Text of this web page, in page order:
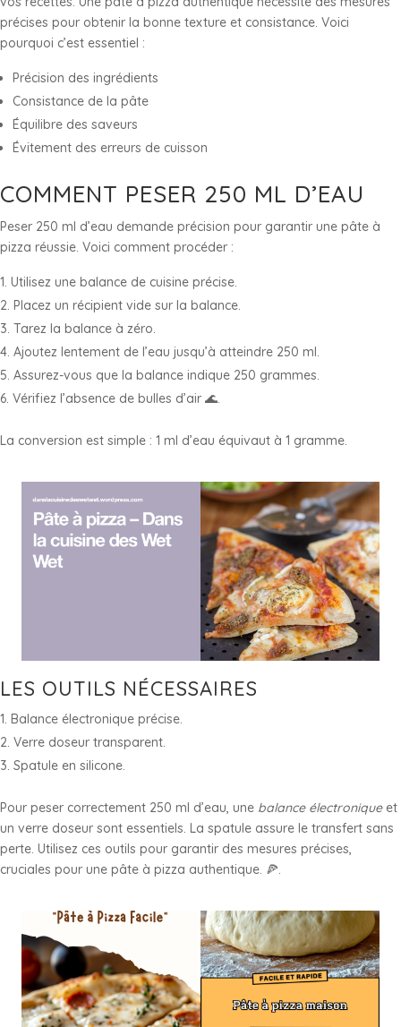
précises pour obtenir la bonne texture et consistance. Voici
pourquoi c’est essentiel :
Précision des ingrédients
Consistance de la pâte
Équilibre des saveurs
Évitement des erreurs de cuisson
COMMENT PESER 250 ML D’EAU
Peser 250 ml d’eau demande précision pour garantir une pâte à
pizza réussie. Voici comment procéder :
Utilisez une balance de cuisine précise.
Placez un récipient vide sur la balance.
Tarez la balance à zéro.
Ajoutez lentement de l’eau jusqu’à atteindre 250 ml.
Assurez-vous que la balance indique 250 grammes.
Vérifiez l’absence de bulles d’air 🌊.
La conversion est simple : 1 ml d’eau équivaut à 1 gramme.
LES OUTILS NÉCESSAIRES
Balance électronique précise.
Verre doseur transparent.
Spatule en silicone.
Pour peser correctement 250 ml d’eau, une balance électroniqueet
un verre doseur sont essentiels. La spatule assure le transfert sans
perte. Utilisez ces outils pour garantir des mesures précises,
cruciales pour une pâte à pizza authentique. 🍕.